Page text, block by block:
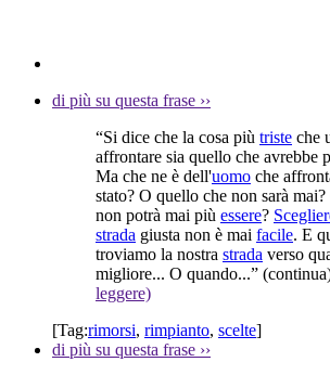
di più su questa frase ››
“Si dice che la cosa più triste che
affrontare sia quello che avrebbe
Ma che ne è dell'uomo che
stato? O quello che non sarà
non potrà mai più essere?
strada giusta non è mai facile. E
troviamo la nostra strada verso
migliore... O quando...”
leggere)
[Tag:rimorsi, rimpianto, scelte]
di più su questa frase ››